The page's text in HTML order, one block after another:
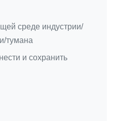
среде индустрии/
тумана
и сохранить